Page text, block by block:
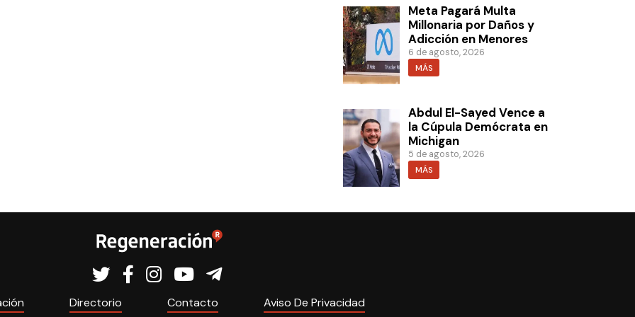
Meta Pagará Multa
Millonaria por Daños y
Adicción en Menores
6 de agosto, 2026
MÁS
Abdul El-Sayed Vence a
la Cúpula Demócrata en
Michigan
5 de agosto, 2026
MÁS
Directorio Contacto Aviso De Privacidad